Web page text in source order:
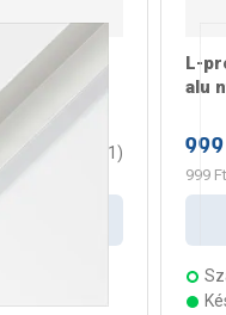
2m
1 )
L-
alu
999 Ft